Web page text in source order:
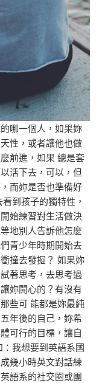
哪一個人，如果妳
性，或者讓他也做
前進，如果 總是套
活下去，可以，但
而妳是否也準備好
到孩子的獨特性，
始練習對生活做決
地別人告訴他怎麼
青少年時期開始去
撞去發掘？ 如果妳
著思考，去思考過
妳開心的？有沒有
些可 能都是妳最純
年後的自己，妳希
可行的目標，讓自
我想要到英語系國
幾小時英文對話練
語系的社交圈或團